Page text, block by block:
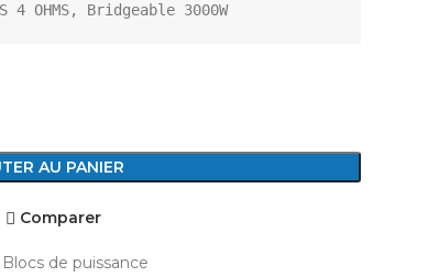
4 OHMS, Bridgeable 3000W
AU PANIER
Comparer
Blocs de puissance